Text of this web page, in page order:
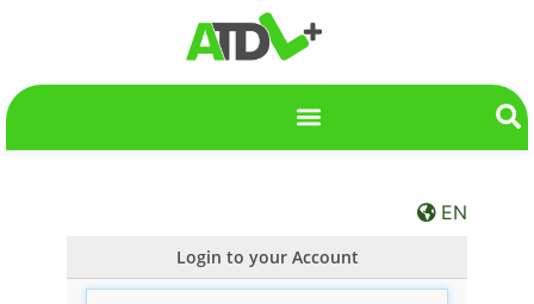
EN
Login to your Account